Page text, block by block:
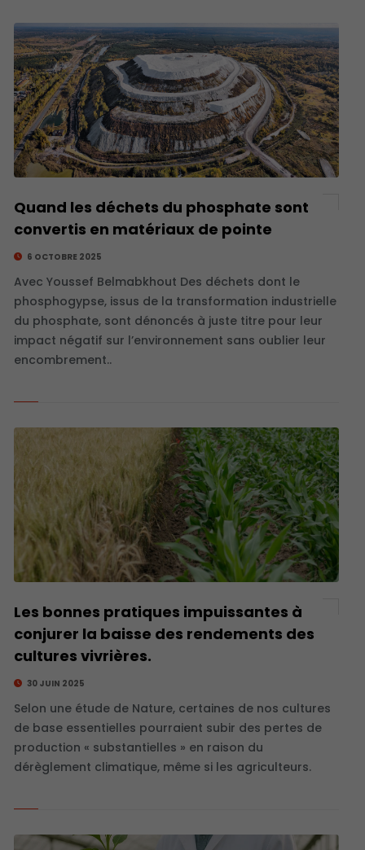
Quand les déchets du phosphate sont
convertis en matériaux de pointe
6 OCTOBRE 2025
Avec Youssef Belmabkhout Des déchets dont le
phosphogypse, issus de la transformation industrielle
du phosphate, sont dénoncés à juste titre pour leur
impact négatif sur l’environnement sans oublier leur
encombrement..
Les bonnes pratiques impuissantes à
conjurer la baisse des rendements des
cultures vivrières.
30 JUIN 2025
Selon une étude de Nature, certaines de nos cultures
de base essentielles pourraient subir des pertes de
production « substantielles » en raison du
dérèglement climatique, même si les agriculteurs.